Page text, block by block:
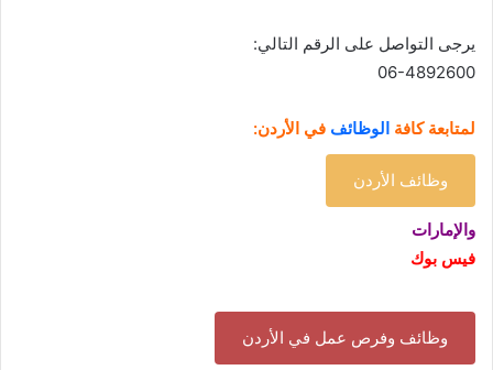
:يرجى التواصل على الرقم التالي
06-4892600
لمتابعة كافة الوظائف في الأردن:
وظائف الأردن
والإمارات
فيس بوك
وظائف وفرص عمل في الأردن